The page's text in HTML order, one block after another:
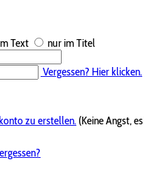
Text
nur im Titel
Vergessen? Hier klicken.
zu erstellen. (Keine Angst,